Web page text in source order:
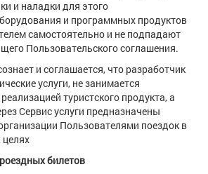
и наладки для этого
и программных продуктов
самостоятельно и не подпадают
Пользовательского соглашения.
и соглашается, что разработчик
услуги, не занимается
туристского продукта, а
Сервис услуги предназначены
Пользователями поездок в
билетов